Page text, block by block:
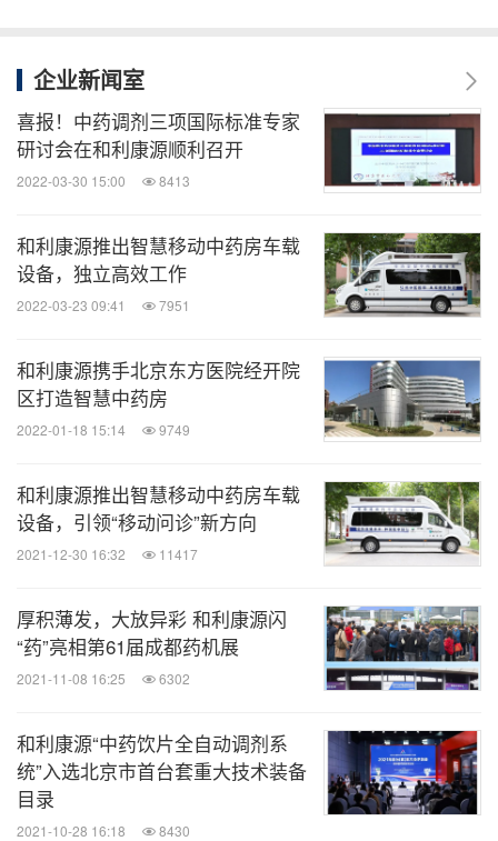
企业新闻室
喜报！中药调剂三项国际标准专家
研讨会在和利康源顺利召开
2022-03-30 15:00 8413
和利康源推出智慧移动中药房车载
设备，独立高效工作
2022-03-23 09:41 7951
和利康源携手北京东方医院经开院
区打造智慧中药房
2022-01-18 15:14 9749
和利康源推出智慧移动中药房车载
设备，引领“移动问诊”新方向
2021-12-30 16:32 11417
厚积薄发，大放异彩 和利康源闪
“药”亮相第61届成都药机展
2021-11-08 16:25 6302
和利康源“中药饮片全自动调剂系
统”入选北京市首台套重大技术装备
目录
2021-10-28 16:18 8430